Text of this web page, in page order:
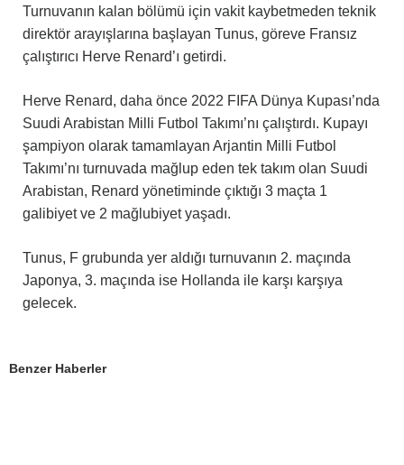
Turnuvanın kalan bölümü için vakit kaybetmeden teknik
direktör arayışlarına başlayan Tunus, göreve Fransız
çalıştırıcı Herve Renard’ı getirdi.
Herve Renard, daha önce 2022 FIFA Dünya Kupası’nda
Suudi Arabistan Milli Futbol Takımı’nı çalıştırdı. Kupayı
şampiyon olarak tamamlayan Arjantin Milli Futbol
Takımı’nı turnuvada mağlup eden tek takım olan Suudi
Arabistan, Renard yönetiminde çıktığı 3 maçta 1
galibiyet ve 2 mağlubiyet yaşadı.
Tunus, F grubunda yer aldığı turnuvanın 2. maçında
Japonya, 3. maçında ise Hollanda ile karşı karşıya
gelecek.
Benzer Haberler